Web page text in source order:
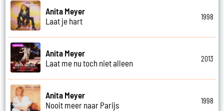
Anita Meyer
Laat je hart
1998
Anita Meyer
Laat me nu toch niet alleen
2013
Anita Meyer
Nooit meer naar Parijs
1998